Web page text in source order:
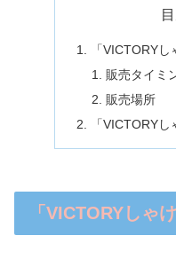
「VICTORY
販売タイミ
販売場所
「VICTORY
「VICTORYしゃ